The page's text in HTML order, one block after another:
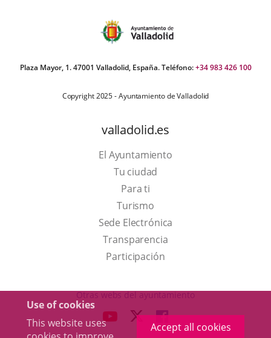
Use of cookies
This website uses
Accept all cookies
Plaza Mayor, 1. 47001 Valladolid, España. Teléfono:+34 983 426 100
Copyright 2025 - Ayuntamiento de Valladolid
valladolid.es
El Ayuntamiento
Tu ciudad
Para ti
TurismoThis
link
will
open
a
up
Sede Electrónica
Transparencia
Participación
Otras webs del ayuntamiento
LINK LINK
TO
LINK
TO